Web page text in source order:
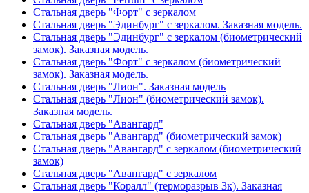
Стальная дверь "Форт" с зеркалом
Стальная дверь "Эдинбург" с зеркалом. Заказная модель.
Стальная дверь "Эдинбург" с зеркалом (биометрический
замок). Заказная модель.
Стальная дверь "Форт" с зеркалом (биометрический
замок). Заказная модель.
Стальная дверь "Лион". Заказная модель
Стальная дверь "Лион" (биометрический замок).
Заказная модель.
Стальная дверь "Авангард"
Стальная дверь "Авангард" (биометрический замок)
Стальная дверь "Авангард" с зеркалом (биометрический
замок)
Стальная дверь "Авангард" с зеркалом
Стальная дверь "Коралл" (терморазрыв 3к). Заказная